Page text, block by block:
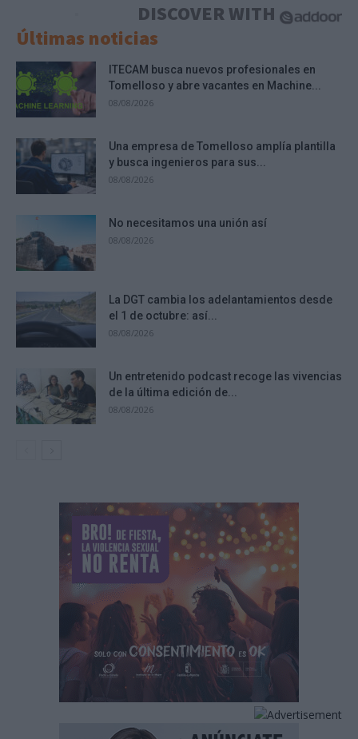
DISCOVER WITH
Últimas noticias
ITECAM busca nuevos profesionales en
Tomelloso y abre vacantes en Machine...
08/08/2026
Una empresa de Tomelloso amplía plantilla
y busca ingenieros para sus...
08/08/2026
No necesitamos una unión así
08/08/2026
La DGT cambia los adelantamientos desde
el 1 de octubre: así...
08/08/2026
Un entretenido podcast recoge las vivencias
de la última edición de...
08/08/2026